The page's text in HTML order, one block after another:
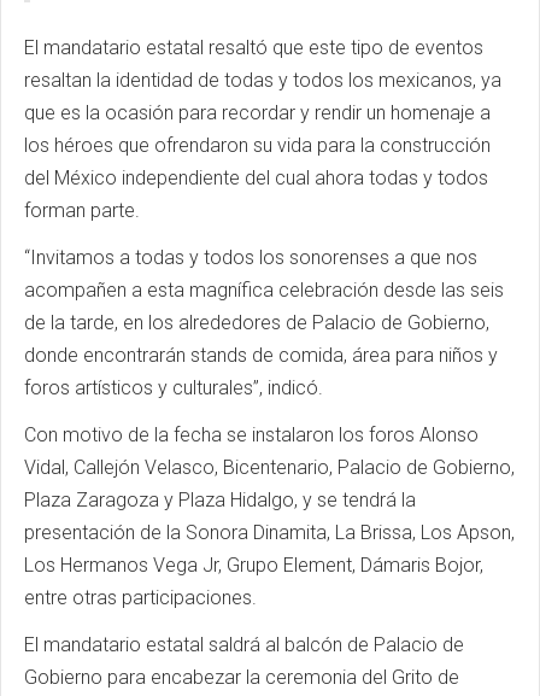
El mandatario estatal resaltó que este tipo de eventos
resaltan la identidad de todas y todos los mexicanos, ya
que es la ocasión para recordar y rendir un homenaje a
los héroes que ofrendaron su vida para la construcción
del México independiente del cual ahora todas y todos
forman parte.
“Invitamos a todas y todos los sonorenses a que nos
acompañen a esta magnífica celebración desde las seis
de la tarde, en los alrededores de Palacio de Gobierno,
donde encontrarán stands de comida, área para niños y
foros artísticos y culturales”, indicó.
Con motivo de la fecha se instalaron los foros Alonso
Vidal, Callejón Velasco, Bicentenario, Palacio de Gobierno,
Plaza Zaragoza y Plaza Hidalgo, y se tendrá la
presentación de la Sonora Dinamita, La Brissa, Los Apson,
Los Hermanos Vega Jr, Grupo Element, Dámaris Bojor,
entre otras participaciones.
El mandatario estatal saldrá al balcón de Palacio de
Gobierno para encabezar la ceremonia del Grito de